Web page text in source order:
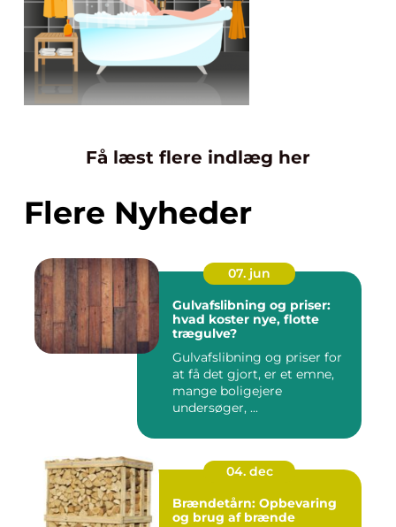
Få læst flere indlæg her
Flere Nyheder
07. jun
Gulvafslibning og priser:
hvad koster nye, flotte
trægulve?
Gulvafslibning og priser for
at få det gjort, er et emne,
mange boligejere
undersøger, ...
04. dec
Brændetårn: Opbevaring
og brug af brænde